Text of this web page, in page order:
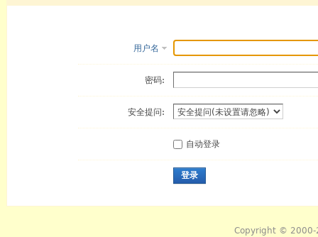
用户名
密码:
安全提问:
自动登录
登录
Copyright © 2000-